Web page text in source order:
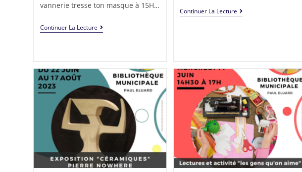
vannerie tresse ton masque à 15H…
Continuer La Lecture
Continuer La Lecture